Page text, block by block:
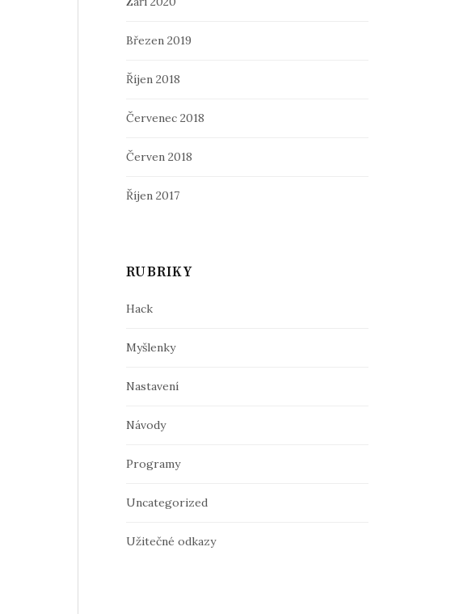
Březen 2019
Říjen 2018
Červenec 2018
Červen 2018
Říjen 2017
RUBRIKY
Hack
Myšlenky
Nastavení
Návody
Programy
Uncategorized
Užitečné odkazy